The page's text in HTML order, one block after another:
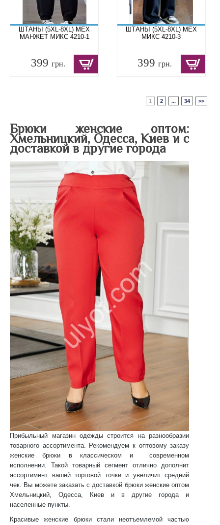
ШТАНЫ (5XL-8XL) МЕХ
МАНЖЕТ МИКС 4210-1
399 грн.
ШТАНЫ (5XL-8XL) МЕХ
МИКС 4210-3
399грн.
1 2 ... 34 >>
Брюки женские оптом:
Хмельницкий, Одесса, Киев и с
доставкой в другие города
Прибыльный магазин одежды строится на разнообразии
товарного ассортимента. Рекомендуем к оптовому заказу
женские брюки в классическом и современном
исполнении. Такой товарный сегмент отлично дополнит
ассортимент вашей торговой точки и увеличит средний
чек. Вы можете заказать с доставкой брюки женские оптом
Хмельницкий, Одесса, Киев и в другие города и
населенные пункты.
Красивые женские брюки стали неотъемлемой частью